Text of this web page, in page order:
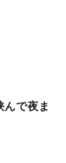
んで夜ま